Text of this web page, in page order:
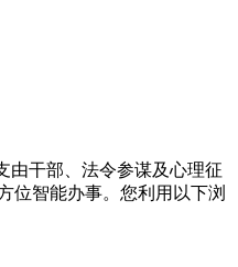
由干部、法令参谋及心理征
位智能办事。您利用以下浏